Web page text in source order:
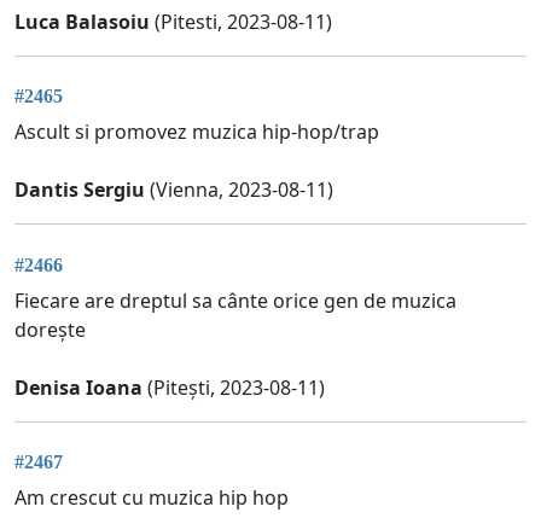
Luca Balasoiu (Pitesti, 2023-08-11)
#2465
Ascult si promovez muzica hip-hop/trap
Dantis Sergiu (Vienna, 2023-08-11)
#2466
Fiecare are dreptul sa cânte orice gen de muzica
dorește
Denisa Ioana (Pitești, 2023-08-11)
#2467
Am crescut cu muzica hip hop